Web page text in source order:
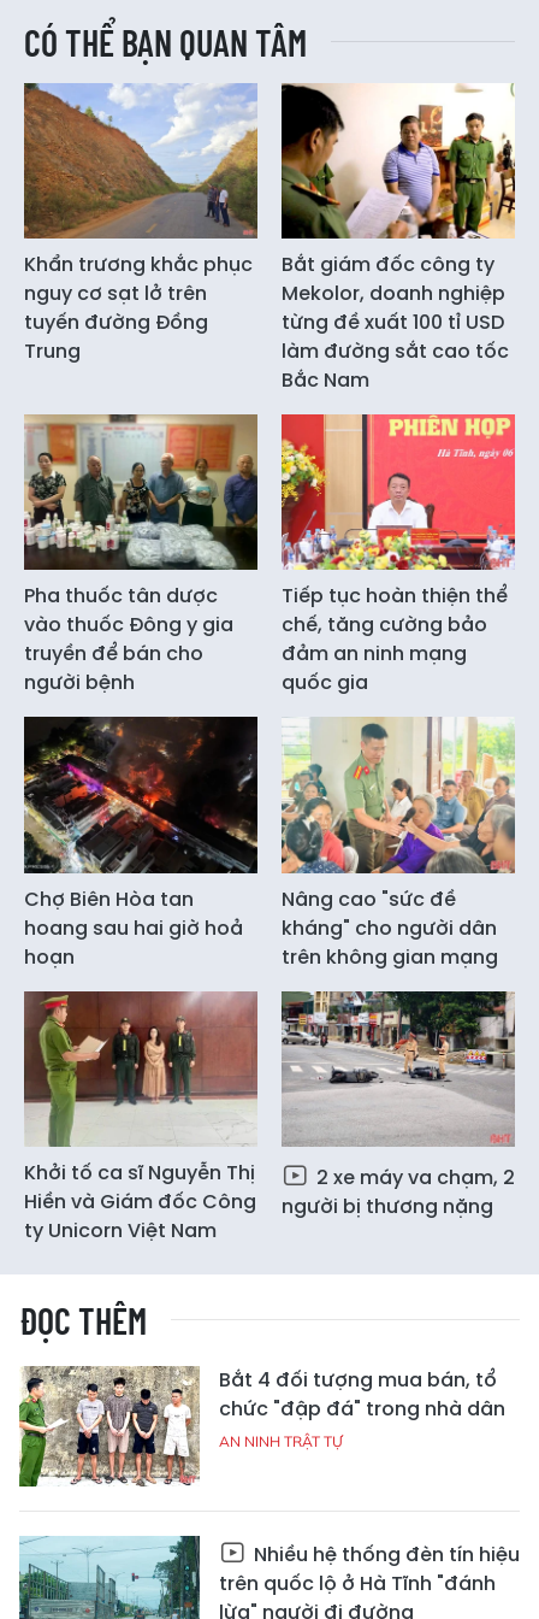
CÓ THỂ BẠN QUAN TÂM
Khẩn trương khắc phục
nguy cơ sạt lở trên
tuyến đường Đồng
Trung
Bắt giám đốc công ty
Mekolor, doanh nghiệp
từng đề xuất 100 tỉ USD
làm đường sắt cao tốc
Bắc Nam
Pha thuốc tân dược
vào thuốc Đông y gia
truyền để bán cho
người bệnh
Tiếp tục hoàn thiện thể
chế, tăng cường bảo
đảm an ninh mạng
quốc gia
Chợ Biên Hòa tan
hoang sau hai giờ hoả
hoạn
Nâng cao "sức đề
kháng" cho người dân
trên không gian mạng
Khởi tố ca sĩ Nguyễn Thị
Hiền và Giám đốc Công
ty Unicorn Việt Nam
2 xe máy va chạm, 2
người bị thương nặng
ĐỌC THÊM
Bắt 4 đối tượng mua bán, tổ
chức "đập đá" trong nhà dân
AN NINH TRẬT TỰ
Nhiều hệ thống đèn tín hiệu
trên quốc lộ ở Hà Tĩnh "đánh
lừa" người đi đường